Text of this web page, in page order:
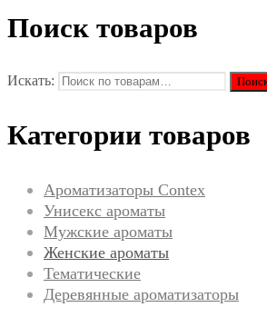
Поиск товаров
Искать:
Категории товаров
Ароматизаторы Contex
Унисекс ароматы
Мужские ароматы
Женские ароматы
Тематические
Деревянные ароматизаторы